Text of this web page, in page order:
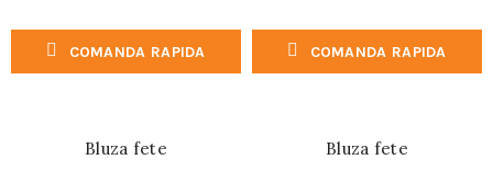
COMANDA RAPIDA
Bluza fete
COMANDA RAPIDA
Bluza fete